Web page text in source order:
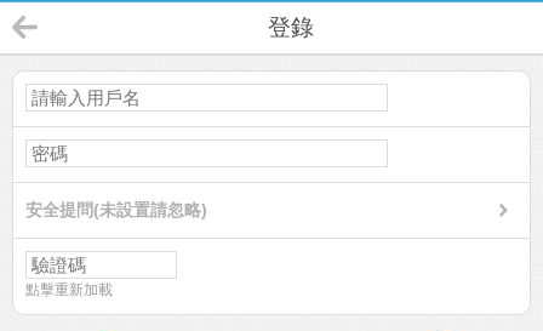
登錄
安全提問(未設置請忽略)
點擊重新加載